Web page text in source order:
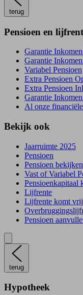
terug
Pensioen en
Garantie
Garantie
Variabel Pensioen
Extra Pensioen
Extra Pensioen
Garantie
Al onze
Bekijk ook
Jaarruimte 2025
Pensioen
Pensioen bekijken
Vast of Variabel
Pensioenkapitaal
Lijfrente
Lijfrente komt vrij
Pensioen
terug
Hypotheek